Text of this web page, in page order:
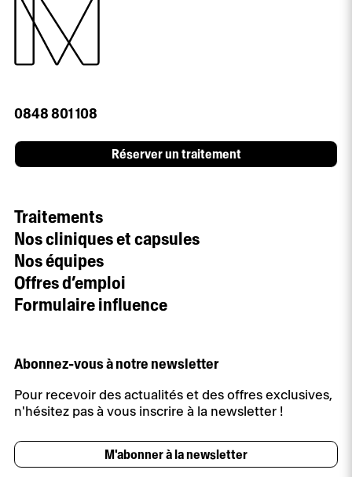
0848 801 108
Réserver un traitement
Traitements
Nos cliniques et capsules
Nos équipes
Offres d’emploi
Formulaire influence
Abonnez-vous à notre newsletter
Pour recevoir des actualités et des offres exclusives,
n'hésitez pas à vous inscrire à la newsletter !
M'abonner à la newsletter